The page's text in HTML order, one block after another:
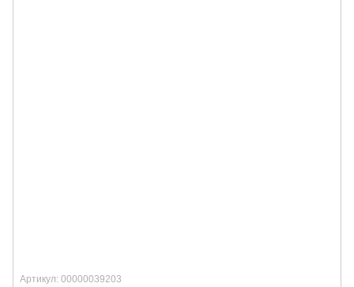
Артикул: 00000039203